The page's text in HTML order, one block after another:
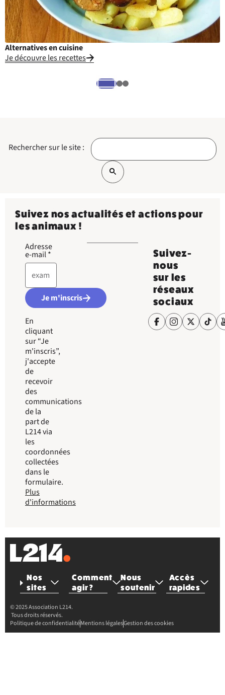
Alternatives en cuisine
Je découvre les recettes
Rechercher sur le site :
Suivez nos actualités et actions pour
les animaux !
Adresse
e-mail*
Je m'inscris
En
cliquant
sur “Je
m'inscris”,
j'accepte
de
recevoir
des
communications
de la
part de
L214 via
les
coordonnées
collectées
dans le
formulaire.
Plus
d'informations
Suivez-
nous
sur les
réseaux
sociaux
Nos
sites
Comment
agir ?
Nous
soutenir
Accès
rapides
© 2025 Association L214.
Tous droits réservés.
Politique de confidentialitéMentions légalesGestion des cookies